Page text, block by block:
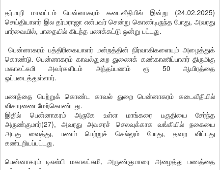
தர்மபுரி மாவட்டம் பென்னாகரம் கடைவீதியில் இன்று (24.02.2025)
செய்தியாளர் இல தர்மராஜா என்பவர் சென்று கொண்டிருந்த போது, அவரது
பார்வையில், பாதையில் கிடந்த பணக்கட்டு ஒன்று பட்டது.
பென்னாகரம் பத்திரிகையாளர் மன்றத்தின் நிர்வாகிகளையும் அழைத்துக்
கொண்டு. பென்னாகரம் காவல்துறை துணைக் கண்காணிப்பாளர் திருமிகு
மகாலட்சுமி அவர்களிடம் அந்தப்பணம் ரூ 50 ஆயிரத்தை
ஒப்படைத்துள்ளார்.
பணத்தை பெற்றுக் கொண்ட காவல் துறை பென்னாகரம் கடைவீதியில்
விசாரணை மேற்கொண்டது.
இதில் பென்னாகரம் அருகே உள்ள மாங்கரை பகுதியை சேர்ந்த
அருண்குமார்(27), அவரது அவசரச் செலவுக்காக வங்கியில் நகையை
அடகு வைத்து, பணம் பெற்றுச் செல்லும் போது, தவற விட்டது
கண்டறியப்பட்டது.
பென்னாகரம் டிஎஸ்பி மகாலட்சுமி, அருண்குமாரை அழைத்து பணத்தை